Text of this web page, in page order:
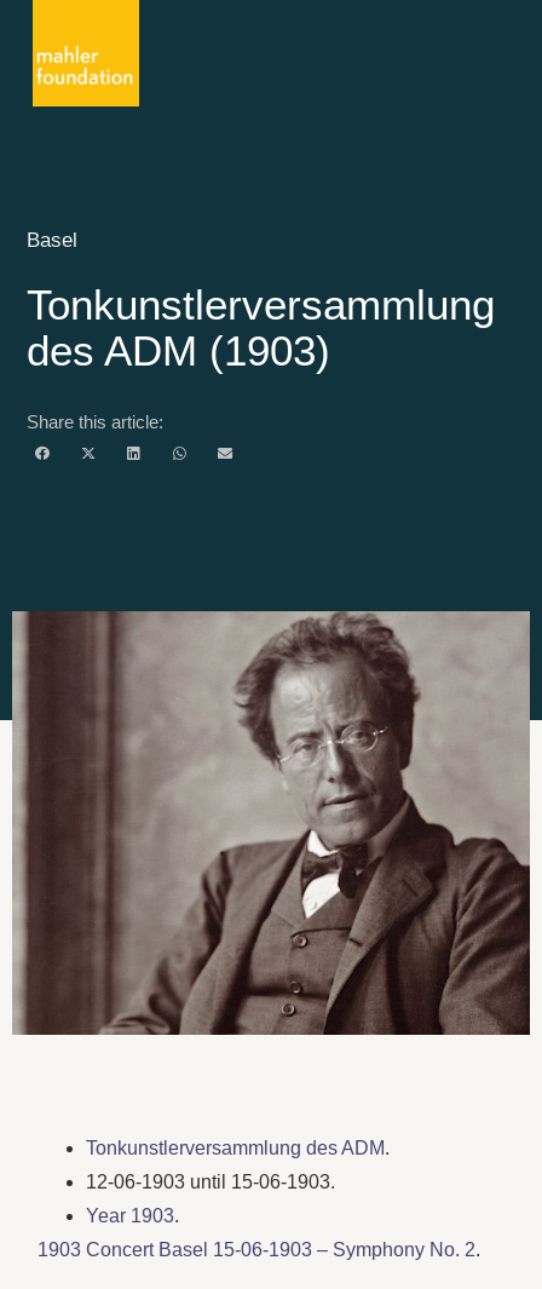
Basel
Tonkunstlerversammlung
des ADM (1903)
Share this article:
Tonkunstlerversammlung des ADM.
12-06-1903 until 15-06-1903.
Year 1903.
1903 Concert Basel 15-06-1903 – Symphony No. 2.